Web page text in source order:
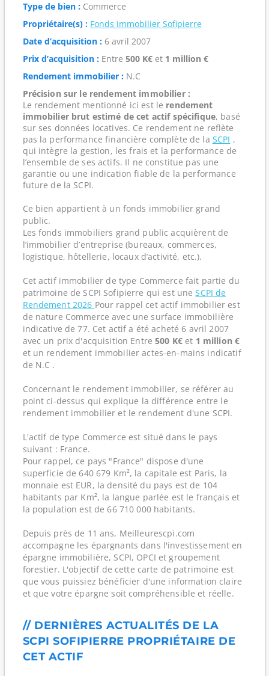
Type de bien :Commerce
Propriétaire(s) : Fonds immobilier Sofipierre
Date d’acquisition :6 avril 2007
Prix d’acquisition :Entre 500 K€et 1 million €
Rendement immobilier :N.C
Précision sur le rendement immobilier :
Le rendement mentionné ici est le rendement
immobilier brut estimé de cet actif spécifique, basé
sur ses données locatives. Ce rendement ne reflète
pas la performance financière complète de la SCPI ,
qui intègre la gestion, les frais et la performance de
l’ensemble de ses actifs. Il ne constitue pas une
garantie ou une indication fiable de la performance
future de la SCPI.
Ce bien appartient à un fonds immobilier grand
public.
Les fonds immobiliers grand public acquièrent de
l’immobilier d’entreprise (bureaux, commerces,
logistique, hôtellerie, locaux d’activité, etc.).
Cet actif immobilier de type Commerce fait partie du
patrimoine de SCPI Sofipierre qui est uneSCPI de
Rendement 2026 Pour rappel cet actif immobilier est
de nature Commerce avec une surface immobilière
indicative de 77. Cet actif a été acheté 6 avril 2007
avec un prix d'acquisition Entre500 K€et 1 million €
et un rendement immobilier actes-en-mains indicatif
de N.C .
Concernant le rendement immobilier, se référer au
point ci-dessus qui explique la différence entre le
rendement immobilier et le rendement d'une SCPI.
L'actif de type Commerce est situé dans le pays
suivant : France.
Pour rappel, ce pays "France" dispose d'une
superficie de 640 679 Km², la capitale est Paris, la
monnaie est EUR, la densité du pays est de 104
habitants par Km², la langue parlée est le français et
la population est de 66 710 000 habitants.
Depuis près de 11 ans, Meilleurescpi.com
accompagne les épargnants dans l'investissement en
épargne immobilière, SCPI, OPCI et groupement
forestier. L'objectif de cette carte de patrimoine est
que vous puissiez bénéficier d'une information claire
et que votre épargne soit compréhensible et réelle.
// DERNIÈRES ACTUALITÉS DE LA
SCPI SOFIPIERRE PROPRIÉTAIRE DE
CET ACTIF